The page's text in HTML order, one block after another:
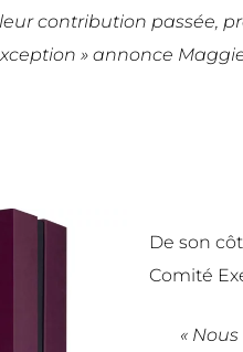
contribution passée,
» annonce
De son
Comité
«Nous